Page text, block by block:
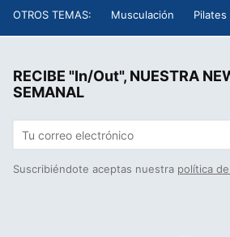
OTROS TEMAS: Musculación Pilates
RECIBE "In/Out", NUESTRA
SEMANAL
Suscribiéndote aceptas nuestra política